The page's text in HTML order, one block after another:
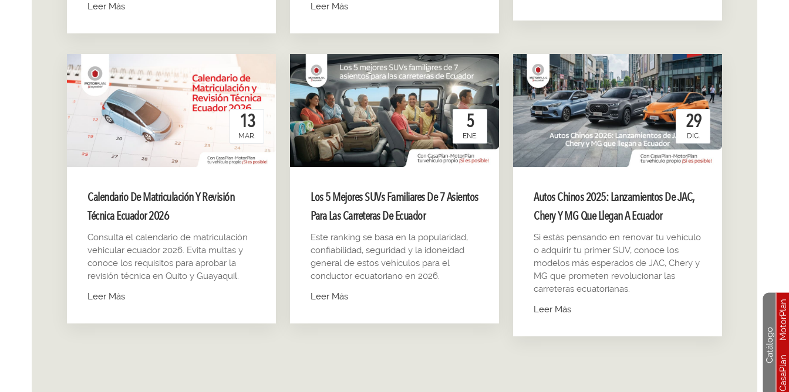
Leer Más
Leer Más
13
MAR.
Calendario De Matriculación Y Revisión
Técnica Ecuador 2026
Consulta el calendario de matriculación
vehicular ecuador 2026. Evita multas y
conoce los requisitos para aprobar la
revisión técnica en Quito y Guayaquil.
Leer Más
5
ENE.
Los 5 Mejores SUVs Familiares De 7 Asientos
Para Las Carreteras De Ecuador
Este ranking se basa en la popularidad,
confiabilidad, seguridad y la idoneidad
general de estos vehículos para el
conductor ecuatoriano en 2026.
Leer Más
29
DIC.
Autos Chinos 2025: Lanzamientos De JAC,
Chery Y MG Que Llegan A Ecuador
Si estás pensando en renovar tu vehículo
o adquirir tu primer SUV, conoce los
modelos más esperados de JAC, Chery y
MG que prometen revolucionar las
carreteras ecuatorianas.
Leer Más
Catálogo
CasaPlan
MotorPlan